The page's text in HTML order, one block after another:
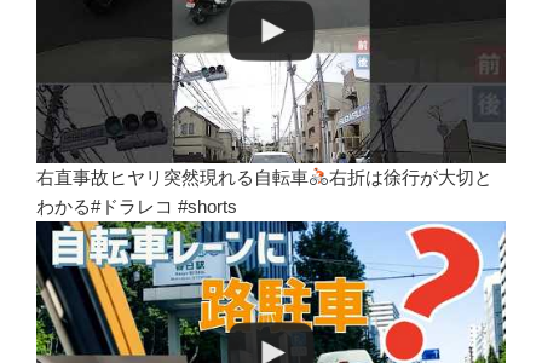
右直事故ヒヤリ突然現れる自転車
右折は徐行が大切と
わかる#ドラレコ #shorts